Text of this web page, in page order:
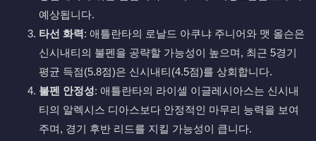
예상됩니다.
타선 화력: 애틀란타의 로날드 아쿠냐 주니어와 맷 올슨은
신시내티의 불펜을 공략할 가능성이 높으며, 최근 5경기
평균 득점(5.8점)은 신시내티(4.5점)를 상회합니다.
불펜 안정성: 애틀란타의 라이셀 이글레시아스는 신시내
티의 알렉시스 디아스보다 안정적인 마무리 능력을 보여
주며, 경기 후반 리드를 지킬 가능성이 큽니다.